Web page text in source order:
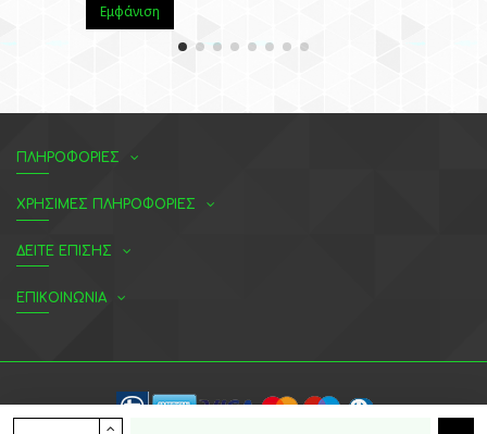
Εμφάνιση
ΠΛΗΡΟΦΟΡΙΕΣ
ΧΡΗΣΙΜΕΣ ΠΛΗΡΟΦΟΡΙΕΣ
ΔΕΙΤΕ ΕΠΙΣΗΣ
ΕΠΙΚΟΙΝΩΝΙΑ